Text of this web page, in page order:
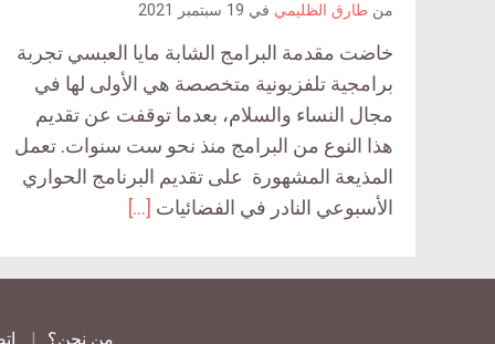
من طارق الظليمي في 19 سبتمبر 2021
خاضت مقدمة البرامج الشابة مايا العبسي تجربة
برامجية تلفزيونية متخصصة هي الأولى لها في
مجال النساء والسلام، بعدما توقفت عن تقديم
هذا النوع من البرامج منذ نحو ست سنوات. تعمل
المذيعة المشهورة على تقديم البرنامج الحواري
الأسبوعي النادر في الفضائيات […]
من نحن؟